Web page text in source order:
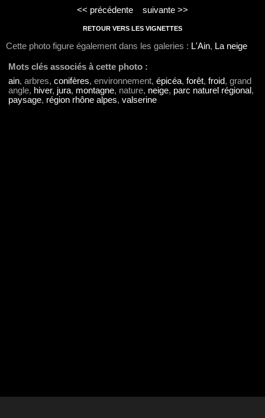
<< précédente suivante >>
RETOUR VERS LES VIGNETTES
Cette photo figure également dans les galeries : L'Ain, La neige
Mots clés associés à cette photo :
ain, arbres, conifères, environnement, épicéa, forêt, froid, grand
angle, hiver, jura, montagne, nature, neige, parc naturel régional,
paysage, région rhône alpes, valserine